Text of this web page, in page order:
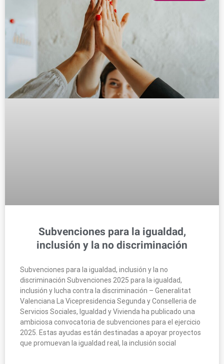
Subvenciones para la igualdad,
inclusión y la no discriminación
Subvenciones para la igualdad, inclusión y la no
discriminación Subvenciones 2025 para la igualdad,
inclusión y lucha contra la discriminación – Generalitat
Valenciana La Vicepresidencia Segunda y Conselleria de
Servicios Sociales, Igualdad y Vivienda ha publicado una
ambiciosa convocatoria de subvenciones para el ejercicio
2025. Estas ayudas están destinadas a apoyar proyectos
que promuevan la igualdad real, la inclusión social